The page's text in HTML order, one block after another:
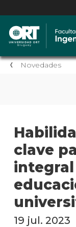
Novedades
clave
integral
19 jul. 2023